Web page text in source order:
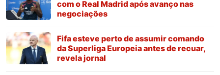
com o Real Madrid após avanço nas
negociações
Fifa esteve perto de assumir comando
da Superliga Europeia antes de recuar,
revela jornal